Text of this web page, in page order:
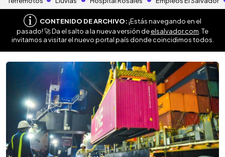
CONTENIDO DE ARCHIVO:¡Estás navegando en el
pasado! 🚀 Da el salto a la nueva versión deelsalvador.com . Te
invitamos a visitar el nuevo portal país donde coincidimos todos.